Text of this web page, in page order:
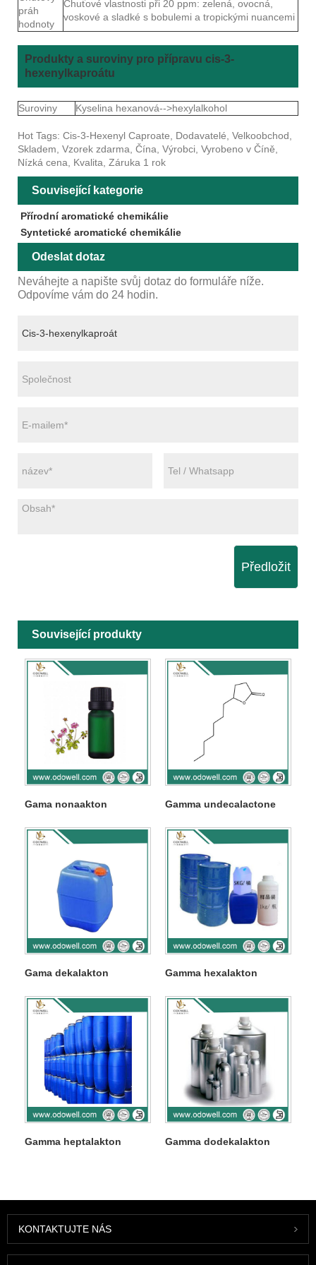
práh
hodnoty
Chuťové vlastnosti při 20 ppm: zelená, ovocná,
voskové a sladké s bobulemi a tropickými nuancemi
Produkty a suroviny pro přípravu cis-3-
hexenylkaproátu
Suroviny Kyselina hexanová-->hexylalkohol
Hot Tags: Cis-3-Hexenyl Caproate, Dodavatelé, Velkoobchod,
Skladem, Vzorek zdarma, Čína, Výrobci, Vyrobeno v Číně,
Nízká cena, Kvalita, Záruka 1 rok
Související kategorie
Přírodní aromatické chemikálie
Syntetické aromatické chemikálie
Odeslat dotaz
Neváhejte a napište svůj dotaz do formuláře níže.
Odpovíme vám do 24 hodin.
Předložit
Související produkty
Gama nonaakton Gamma undecalactone
Gama dekalakton Gamma hexalakton
Gamma heptalakton Gamma dodekalakton
KONTAKTUJTE NÁS